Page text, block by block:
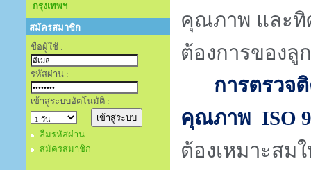
กรุงเทพฯ
สมัครสมาชิก
ชื่อผู้ใช้ :
รหัสผ่าน :
เข้าสู่ระบบอัตโนมัติ :
ลืมรหัสผ่าน
สมัครสมาชิก
คุณภาพ และทิ
ต้องการของลู
การตรวจ
คุณภาพ ISO
ต้องเหมาะสม